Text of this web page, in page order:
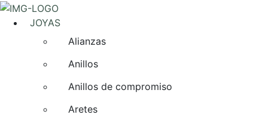
JOYAS
Alianzas
Anillos
Anillos de compromiso
Aretes